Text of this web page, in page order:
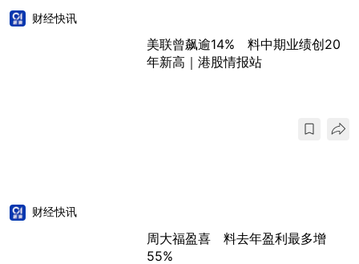
财经快讯
美联曾飙逾14% 料中期业绩创20
年新高｜港股情报站
财经快讯
周大福盈喜 料去年盈利最多增
55%